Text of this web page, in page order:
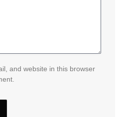
and website in this browser